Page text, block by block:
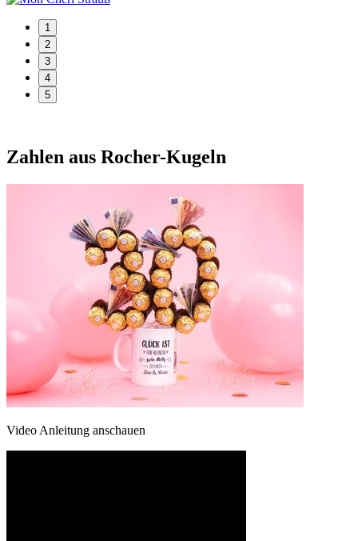
1
2
3
4
5
Zahlen aus Rocher-Kugeln
Video Anleitung anschauen